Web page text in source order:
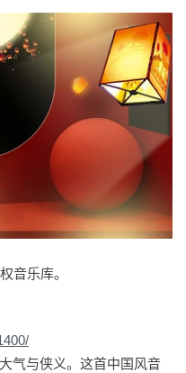
音乐库。
气与侠义。这首中国风音